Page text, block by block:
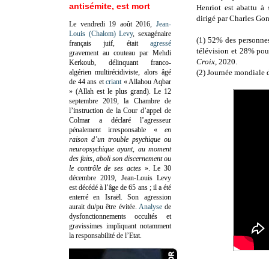
Henriot est abattu à
dirigé par Charles
(1) 52% des
télévision et 28%
Croix, 2020.
(2) Journée mondiale
antisémite, est mort
Le vendredi 19 août 2016, Jean-
Louis (Chalom) Levy, sexagénaire
français juif, était agressé
gravement au couteau par Mehdi
Kerkoub, délinquant franco-
algérien multirécidiviste, alors âgé
de 44 ans etcriant « Allahou Aqbar
» (Allah est le plus grand). Le 12
septembre 2019, la Chambre de
l’instruction de la Cour d’appel de
Colmar a déclaré l’agresseur
pénalement irresponsable «en
raison d’un trouble psychique ou
neuropsychique ayant, au moment
des faits, aboli son discernement ou
le contrôle de ses actes». Le 30
décembre 2019, Jean-Louis Levy
est décédé à l’âge de 65 ans ; il a été
enterré en Israël. Son agression
aurait du/pu être évitée. Analysede
dysfonctionnements occultés et
gravissimes impliquant notamment
la responsabilité de l’Etat.